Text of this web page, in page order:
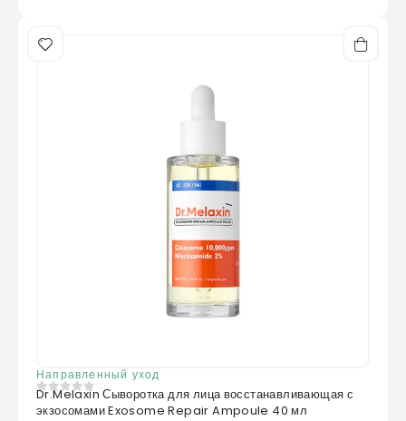
Направленный уход
0 из 5
Dr.Melaxin Сыворотка для лица восстанавливающая с
экзосомами Exosome Repair Ampoule 40 мл